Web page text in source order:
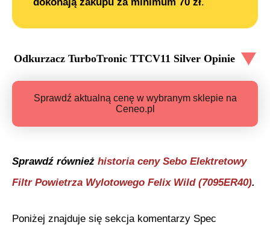
Odkurzacz TurboTronic TTCV11 Silver Opinie
Sprawdź aktualną cenę w wybranym sklepie na
Ceneo.pl
Sprawdź również historia ceny Sebo Elektretowy
Filtr Powietrza Wylotowego Felix Wild (7095ER40).
Poniżej znajduje się sekcja komentarzy Spec